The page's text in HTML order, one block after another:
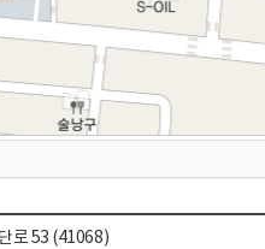
로 53 (41068)